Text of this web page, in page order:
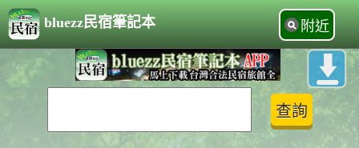
bluezz民宿筆記本 附近